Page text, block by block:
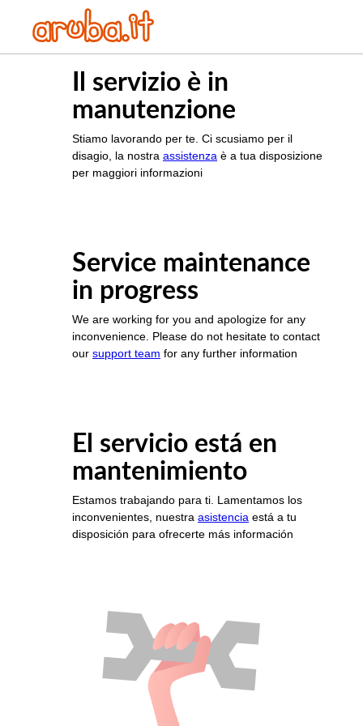
Il servizio è in
manutenzione
Stiamo lavorando per te. Ci scusiamo per il
disagio, la nostra assistenza è a tua disposizione
per maggiori informazioni
Service maintenance
in progress
We are working for you and apologize for any
inconvenience. Please do not hesitate to contact
our support team for any further information
El servicio está en
mantenimiento
Estamos trabajando para ti. Lamentamos los
inconvenientes, nuestra asistencia está a tu
disposición para ofrecerte más información